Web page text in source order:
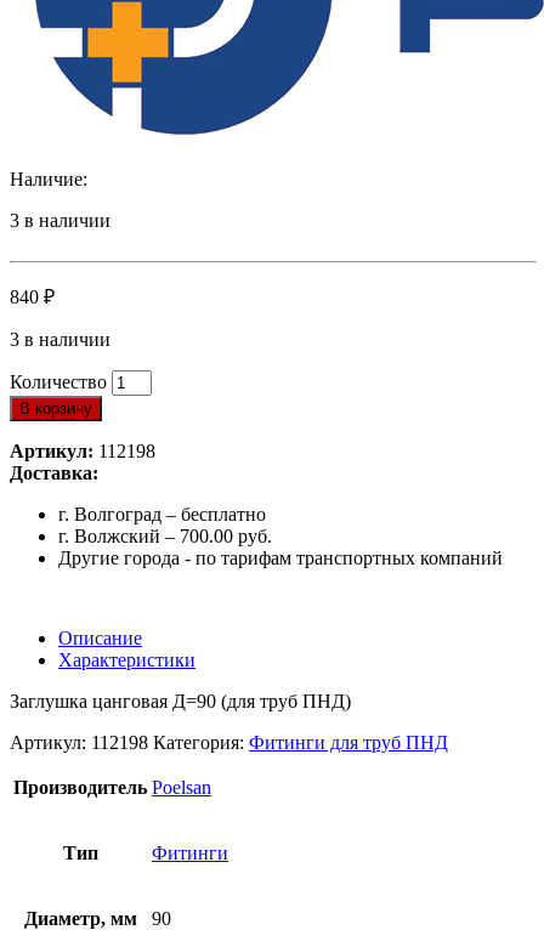
Наличие:
3 в наличии
840 ₽
3 в наличии
Количество
В корзину
Артикул: 112198
Доставка:
г. Волгоград – бесплатно
г. Волжский – 700.00 руб.
Другие города - по тарифам транспортных компаний
Описание
Характеристики
Заглушка цанговая Д=90 (для труб ПНД)
Артикул: 112198 Категория: Фитинги для труб ПНД
Производитель Poelsan
Тип Фитинги
Диаметр, мм 90